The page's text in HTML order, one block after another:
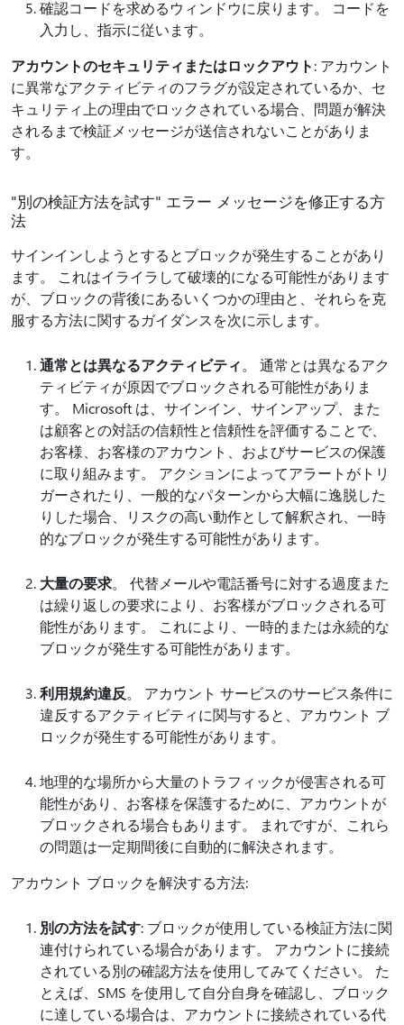
確認コードを求めるウィンドウに戻ります。 コードを
入力し、指示に従います。
アカウントのセキュリティまたはロックアウト: アカウント
に異常なアクティビティのフラグが設定されているか、セ
キュリティ上の理由でロックされている場合、問題が解決
されるまで検証メッセージが送信されないことがありま
す。
"別の検証方法を試す" エラー メッセージを修正する方
法
サインインしようとするとブロックが発生することがあり
ます。 これはイライラして破壊的になる可能性があります
が、ブロックの背後にあるいくつかの理由と、それらを克
服する方法に関するガイダンスを次に示します。
通常とは異なるアクティビティ。 通常とは異なるアク
ティビティが原因でブロックされる可能性がありま
す。 Microsoft は、サインイン、サインアップ、また
は顧客との対話の信頼性と信頼性を評価することで、
お客様、お客様のアカウント、およびサービスの保護
に取り組みます。 アクションによってアラートがトリ
ガーされたり、一般的なパターンから大幅に逸脱した
りした場合、リスクの高い動作として解釈され、一時
的なブロックが発生する可能性があります。
大量の要求。 代替メールや電話番号に対する過度また
は繰り返しの要求により、お客様がブロックされる可
能性があります。 これにより、一時的または永続的な
ブロックが発生する可能性があります。
利用規約違反。 アカウント サービスのサービス条件に
違反するアクティビティに関与すると、アカウント ブ
ロックが発生する可能性があります。
地理的な場所から大量のトラフィックが侵害される可
能性があり、お客様を保護するために、アカウントが
ブロックされる場合もあります。 まれですが、これら
の問題は一定期間後に自動的に解決されます。
アカウント ブロックを解決する方法:
別の方法を試す: ブロックが使用している検証方法に関
連付けられている場合があります。 アカウントに接続
されている別の確認方法を使用してみてください。 た
とえば、SMS を使用して自分自身を確認し、ブロック
に達している場合は、アカウントに接続されている代